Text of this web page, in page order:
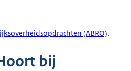
(ABRO).
bij